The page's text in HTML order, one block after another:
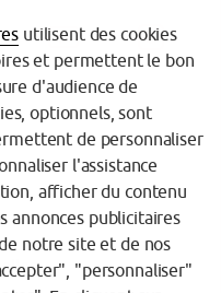
utilisent des cookies
et permettent le bon
d'audience de
optionnels, sont
de personnaliser
l'assistance
afficher du contenu
annonces publicitaires
notre site et de nos
"personnaliser"